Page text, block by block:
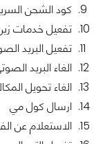
كود الشحن
تفعيل خدمات
تفعيل البريد
الغاء البريد
الغاء تحويل
ارسال كول مي
الاستعلام عن